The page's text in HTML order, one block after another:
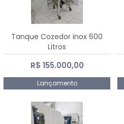
Tanque Cozedor inox 600
Litros
R$ 155.000,00
Lançamento